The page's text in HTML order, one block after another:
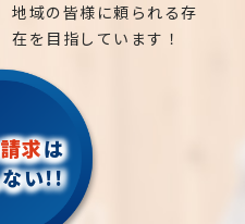
地域の皆様に頼られる存
在を目指しています！
求は
ない!!